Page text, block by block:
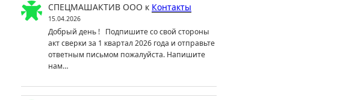
СПЕЦМАШАКТИВ ООО к Контакты
15.04.2026
Добрый день ! Подпишите со свой стороны
акт сверки за 1 квартал 2026 года и отправьте
ответным письмом пожалуйста. Напишите
нам…